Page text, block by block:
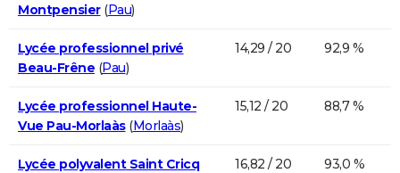
Montpensier(Pau)
Lycée professionnel privé
Beau-Frêne (Pau)
14,29 / 20 92,9 %
Lycée professionnel Haute-
Vue Pau-Morlaàs(Morlaàs)
15,12 / 20 88,7 %
Lycée polyvalent Saint Cricq
16,82 / 20 93,0 %